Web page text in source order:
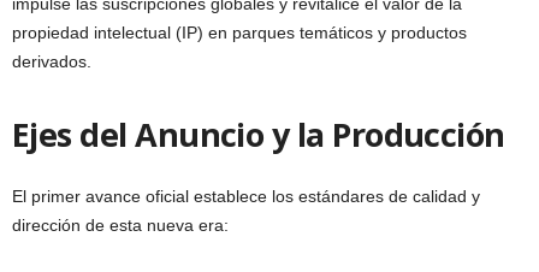
impulse las suscripciones globales y revitalice el valor de la
propiedad intelectual (IP) en parques temáticos y productos
derivados.
Ejes del Anuncio y la Producción
El primer avance oficial establece los estándares de calidad y
dirección de esta nueva era: